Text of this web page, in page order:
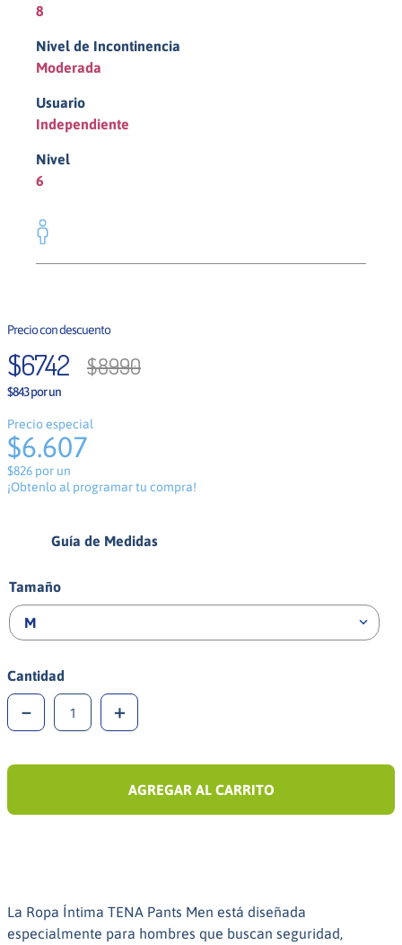
8
Nivel de Incontinencia
Moderada
Usuario
Independiente
Nivel
6
Hombre
$6742
$843 por un
$8990
Precio especial
$6.607
$826 por un
¡Obtenlo al programar tu compra!
Guía de Medidas
Tamaño
M
Cantidad
＋
－
AGREGAR AL CARRITO
La Ropa Íntima TENA Pants Men está diseñada
especialmente para hombres que buscan seguridad,